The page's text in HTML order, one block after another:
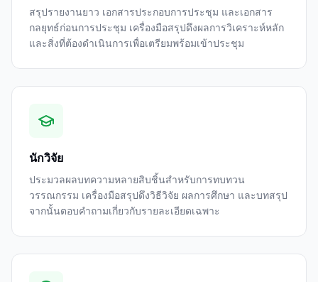
สรุปรายงานยาว เอกสารประกอบการประชุม และเอกสาร
กลยุทธ์ก่อนการประชุม เครื่องมือสรุปดึงผลการวิเคราะห์หลัก
และสิ่งที่ต้องดำเนินการเพื่อเตรียมพร้อมเข้าประชุม
นักวิจัย
ประมวลผลบทความหลายสิบชิ้นสำหรับการทบทวน
วรรณกรรม เครื่องมือสรุปดึงวิธีวิจัย ผลการศึกษา และบทสรุป
จากนั้นตอบคำถามเกี่ยวกับรายละเอียดเฉพาะ